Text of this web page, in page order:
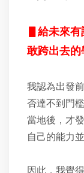
給未來有
敢跨出去
我認為出發
否達不到門
當地後，才
自己的能力
因此，我覺